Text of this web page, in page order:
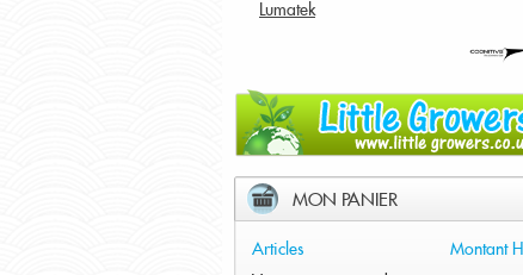
Lumatek
MON PANIER
Articles
Montant HT